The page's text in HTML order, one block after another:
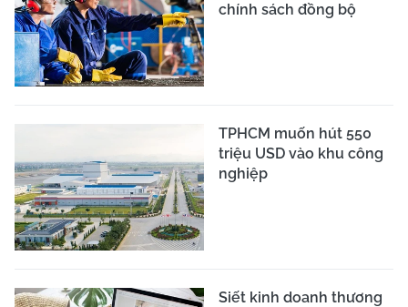
chính sách đồng bộ
TPHCM muốn hút 550
triệu USD vào khu công
nghiệp
Siết kinh doanh thương